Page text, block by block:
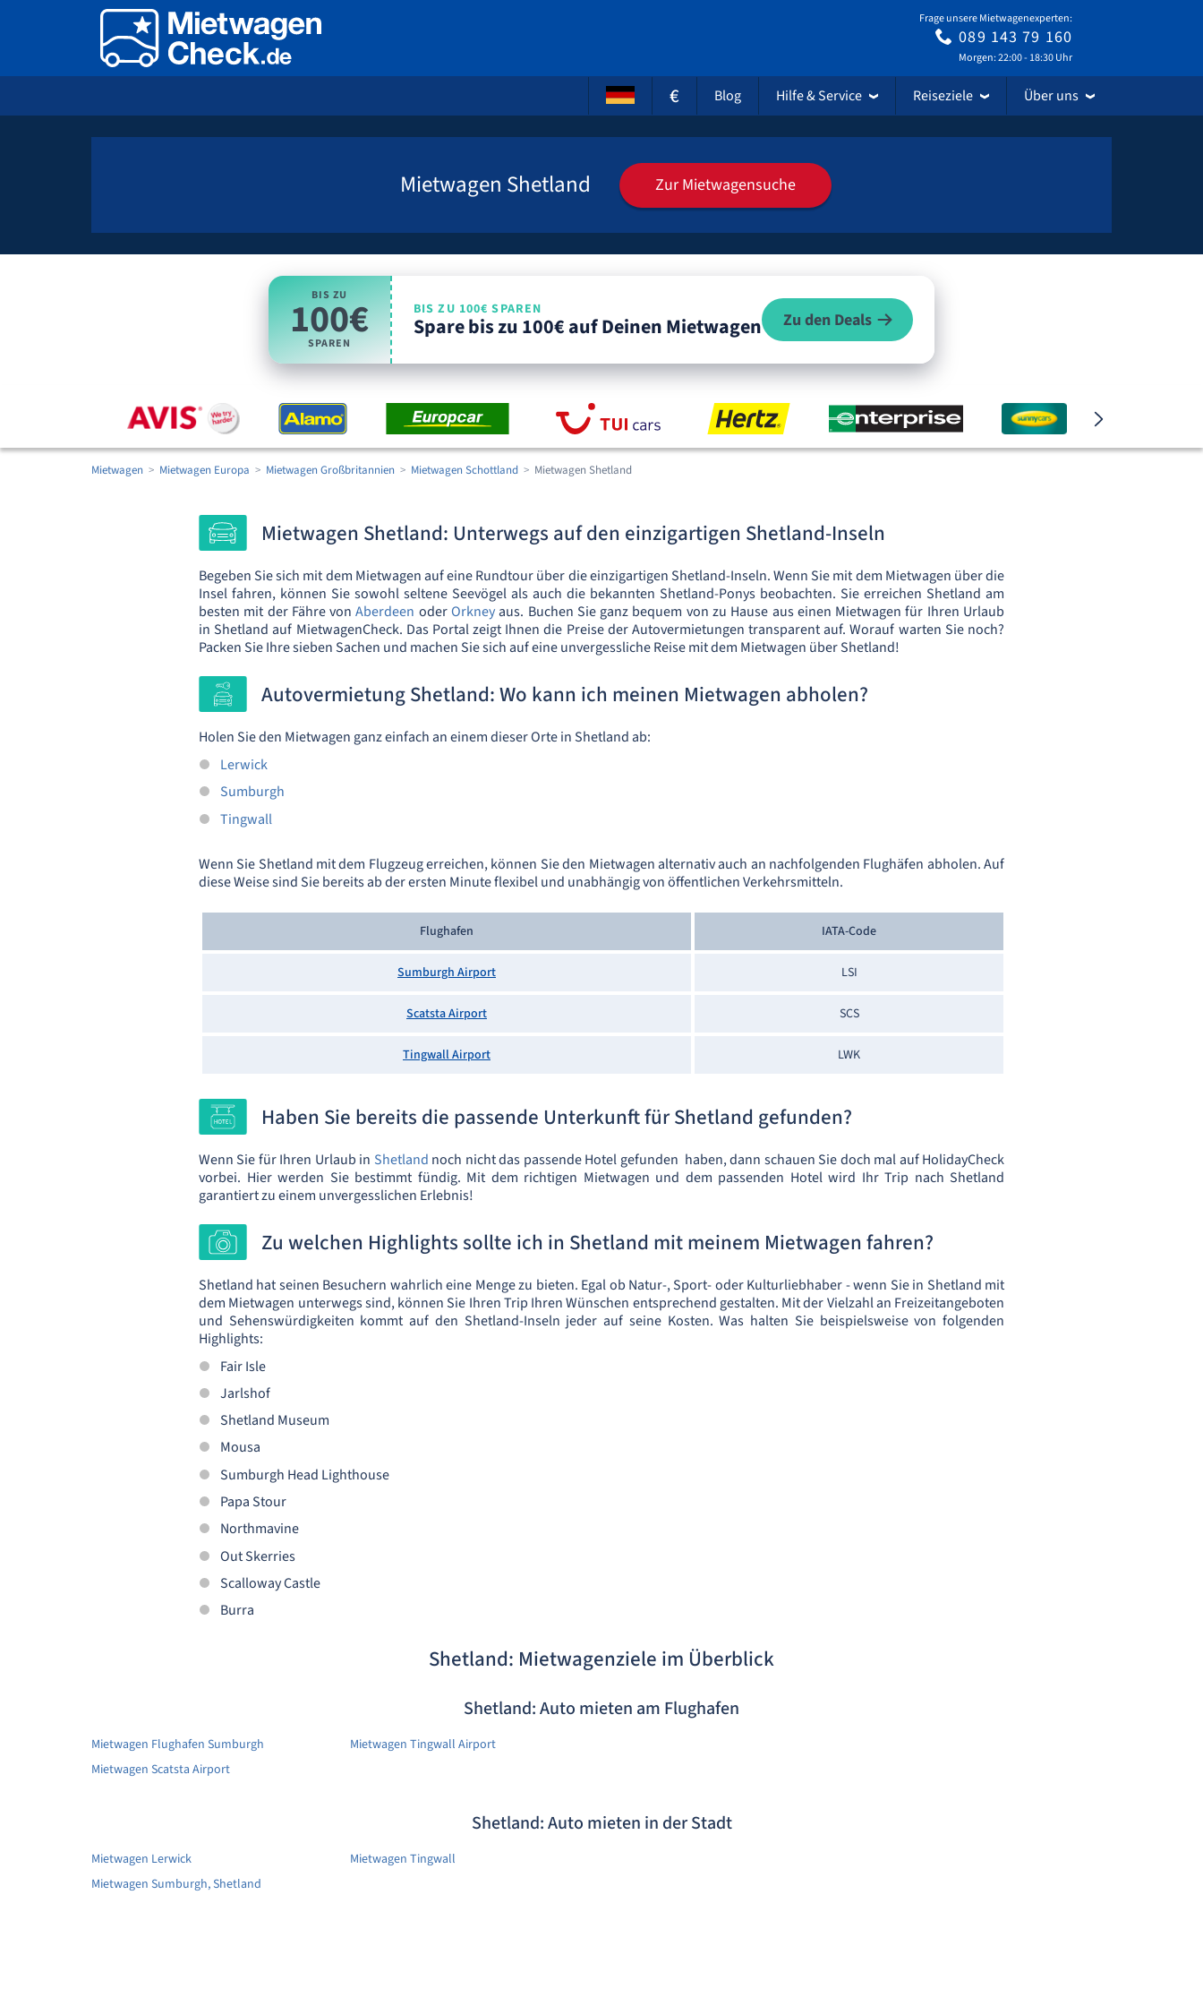
Frage unsere Mietwagenexperten:
089 143 79 160
Morgen: 22:00 - 18:30 Uhr
€ Blog Hilfe & Service Reiseziele Über uns
Mietwagen Shetland Zur Mietwagensuche
BIS ZU
100€
SPAREN
BIS ZU 100€ SPAREN
Spare bis zu 100€ auf Deinen Mietwagen Zu den Deals
Mietwagen Mietwagen Europa Mietwagen Großbritannien Mietwagen Schottland Mietwagen Shetland
Mietwagen Shetland: Unterwegs auf den einzigartigen Shetland-Inseln
Begeben Sie sich mit dem Mietwagen auf eine Rundtour über die einzigartigen Shetland-Inseln. Wenn Sie mit dem Mietwagen über die
Insel fahren, können Sie sowohl seltene Seevögel als auch die bekannten Shetland-Ponys beobachten. Sie erreichen Shetland am
besten mit der Fähre vonAberdeen oderOrkneyaus. Buchen Sie ganz bequem von zu Hause aus einen Mietwagen für Ihren Urlaub
in Shetland auf MietwagenCheck. Das Portal zeigt Ihnen die Preise der Autovermietungen transparent auf. Worauf warten Sie noch?
Packen Sie Ihre sieben Sachen und machen Sie sich auf eine unvergessliche Reise mit dem Mietwagen über Shetland!
Autovermietung Shetland: Wo kann ich meinen Mietwagen abholen?
Holen Sie den Mietwagen ganz einfach an einem dieser Orte in Shetland ab:
Lerwick
Sumburgh
Tingwall
Wenn Sie Shetland mit dem Flugzeug erreichen, können Sie den Mietwagen alternativ auch an nachfolgenden Flughäfen abholen. Auf
diese Weise sind Sie bereits ab der ersten Minute flexibel und unabhängig von öffentlichen Verkehrsmitteln.
Flughafen IATA-Code
Sumburgh Airport LSI
Scatsta Airport SCS
Tingwall Airport LWK
Haben Sie bereits die passende Unterkunft für Shetland gefunden?
Wenn Sie für Ihren Urlaub in Shetland noch nicht das passende Hotel gefunden haben, dann schauen Sie doch mal auf HolidayCheck
vorbei. Hier werden Sie bestimmt fündig. Mit dem richtigen Mietwagen und dem passenden Hotel wird Ihr Trip nach Shetland
garantiert zu einem unvergesslichen Erlebnis!
Zu welchen Highlights sollte ich in Shetland mit meinem Mietwagen fahren?
Shetland hat seinen Besuchern wahrlich eine Menge zu bieten. Egal ob Natur-, Sport- oder Kulturliebhaber - wenn Sie in Shetland mit
dem Mietwagen unterwegs sind, können Sie Ihren Trip Ihren Wünschen entsprechend gestalten. Mit der Vielzahl an Freizeitangeboten
und Sehenswürdigkeiten kommt auf den Shetland-Inseln jeder auf seine Kosten. Was halten Sie beispielsweise von folgenden
Highlights:
Fair Isle
Jarlshof
Shetland Museum
Mousa
Sumburgh Head Lighthouse
Papa Stour
Northmavine
Out Skerries
Scalloway Castle
Burra
Shetland: Mietwagenziele im Überblick
Shetland: Auto mieten am Flughafen
Mietwagen Flughafen Sumburgh
Mietwagen Scatsta Airport
Mietwagen Tingwall Airport
Shetland: Auto mieten in der Stadt
Mietwagen Lerwick
Mietwagen Sumburgh, Shetland
Mietwagen Tingwall